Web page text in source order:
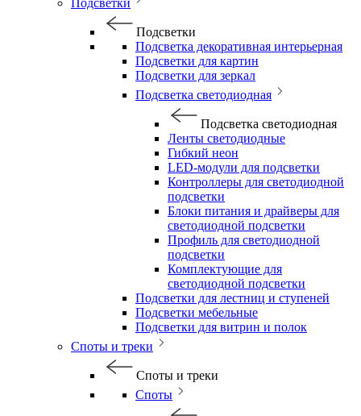
Подсветки
Подсветки
Подсветка декоративная интерьерная
Подсветки для картин
Подсветки для зеркал
Подсветка светодиодная
Подсветка светодиодная
Ленты светодиодные
Гибкий неон
LED-модули для подсветки
Контроллеры для светодиодной
подсветки
Блоки питания и драйверы для
светодиодной подсветки
Профиль для светодиодной
подсветки
Комплектующие для
светодиодной подсветки
Подсветки для лестниц и ступеней
Подсветки мебельные
Подсветки для витрин и полок
Споты и треки
Споты и треки
Споты